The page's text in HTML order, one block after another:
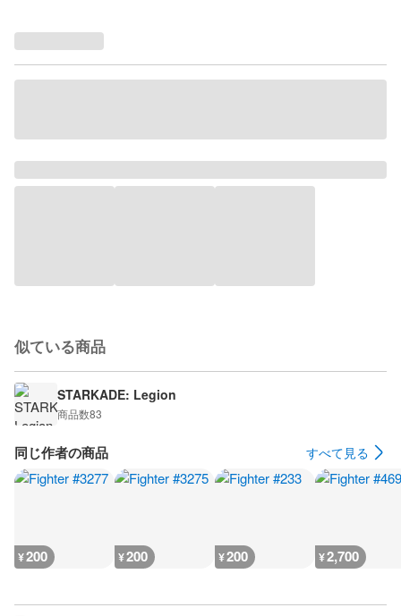
似ている商品
STARKADE: Legion
商品数83
同じ作者の商品 すべて見る
¥200 ¥200 ¥200 ¥2,700